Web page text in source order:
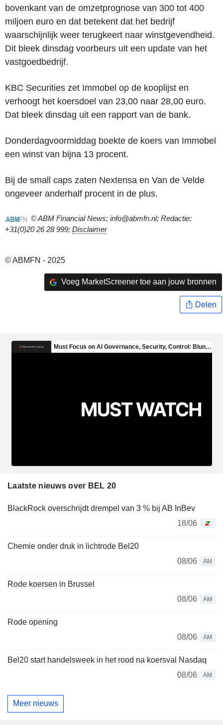
bovenkant van de omzetprognose van 300 tot 400
miljoen euro en dat betekent dat het bedrijf
waarschijnlijk weer terugkeert naar winstgevendheid.
Dit bleek dinsdag voorbeurs uit een update van het
vastgoedbedrijf.
KBC Securities zet Immobel op de kooplijst en
verhoogt het koersdoel van 23,00 naar 28,00 euro.
Dat bleek dinsdag uit een rapport van de bank.
Donderdagvoormiddag boekte de koers van Immobel
een winst van bijna 13 procent.
Bij de small caps zaten Nextensa en Van de Velde
ongeveer anderhalf procent in de plus.
© ABM Financial News; info@abmfn.nl; Redactie:
+31(0)20 26 28 999; Disclaimer
© ABMFN - 2025
Voeg MarketScreener toe aan jouw bronnen
Delen
Laatste nieuws over BEL 20
BlackRock overschrijdt drempel van 3 % bij AB InBev
18/06
Chemie onder druk in lichtrode Bel20
08/06
AM
Rode koersen in Brussel
08/06
AM
Rode opening
08/06
AM
Bel20 start handelsweek in het rood na koersval Nasdaq
08/06
AM
Meer nieuws